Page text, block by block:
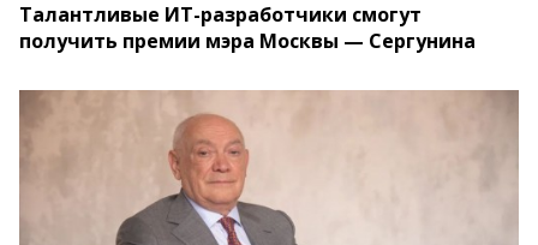
Талантливые ИТ-разработчики смогут
получить премии мэра Москвы — Сергунина